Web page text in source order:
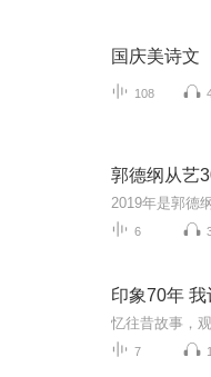
国庆美诗文
108
郭德纲从艺
6
印象70年
7